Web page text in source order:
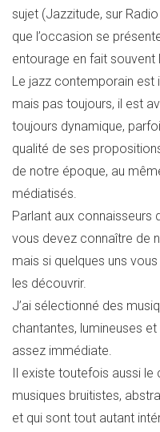
sujet (Jazzitude, sur
que l’occasion se
entourage en fait souvent
Le jazz contemporain est
mais pas toujours, il est
toujours dynamique,
qualité de ses
de notre époque, au
médiatisés.
Parlant aux connaisseurs
vous devez connaître de
mais si quelques uns
les découvrir.
J’ai sélectionné des
chantantes, lumineuses
assez immédiate.
Il existe toutefois aussi
musiques bruitistes,
et qui sont tout autant